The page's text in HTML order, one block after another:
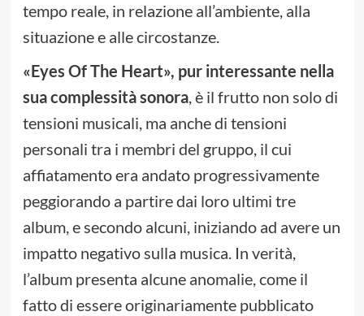
tempo reale, in relazione all’ambiente, alla
situazione e alle circostanze.
«Eyes Of The Heart», pur interessante nella
sua complessità sonora, è il frutto non solo di
tensioni musicali, ma anche di tensioni
personali tra i membri del gruppo, il cui
affiatamento era andato progressivamente
peggiorando a partire dai loro ultimi tre
album, e secondo alcuni, iniziando ad avere un
impatto negativo sulla musica. In verità,
l’album presenta alcune anomalie, come il
fatto di essere originariamente pubblicato